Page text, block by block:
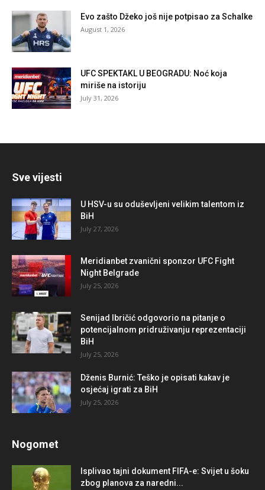
Evo zašto Džeko još nije potpisao za Schalke
August 1, 2026
UFC SPEKTAKL U BEOGRADU: Noć koja
miriše na istoriju
July 31, 2026
Sve vijesti
U HSV-u su oduševljeni velikim talentom iz
BiH
July 27, 2026
Meridianbet zvanični sponzor UFC Fight
Night Belgrade
July 25, 2026
Senijad Ibričić odgovorio na pitanje o
potencijalnom pridruživanju reprezentaciji
BiH
July 25, 2026
Dženis Burnić: Teško je opisati kakav je
osjećaj igrati za BiH
July 25, 2026
Nogomet
Isplivao tajni dokument FIFA-e: Svijet u šoku
zbog planova za naredni...